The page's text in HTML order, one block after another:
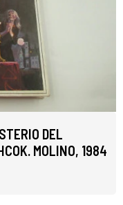
DEL
MOLINO, 1984